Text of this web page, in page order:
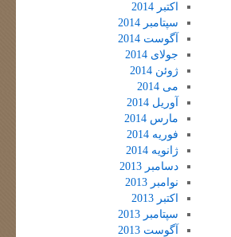
اکتبر 2014
سپتامبر 2014
آگوست 2014
جولای 2014
ژوئن 2014
می 2014
آوریل 2014
مارس 2014
فوریه 2014
ژانویه 2014
دسامبر 2013
نوامبر 2013
اکتبر 2013
سپتامبر 2013
آگوست 2013